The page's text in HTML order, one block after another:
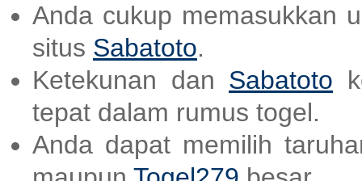
Anda cukup memasukkan
situs Sabatoto.
Ketekunan dan Sabatoto
tepat dalam rumus togel.
Anda dapat memilih